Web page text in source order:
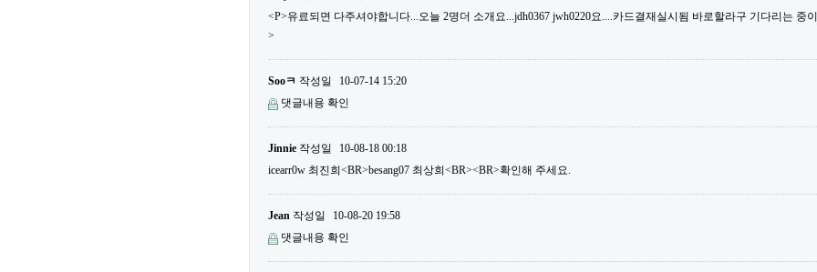
<P>유료되면 다주셔야합니다...오늘 2명더 소개요...jdh0367 jwh0220요....카드결재실시됨 바로할라구 기다리는 중
>
Sooㅋ 작성일
10-07-14 15:20
댓글내용 확인
Jinnie 작성일
10-08-18 00:18
icearr0w 최진희<BR>besang07 최상희<BR><BR>확인해 주세요.
Jean 작성일
10-08-20 19:58
댓글내용 확인